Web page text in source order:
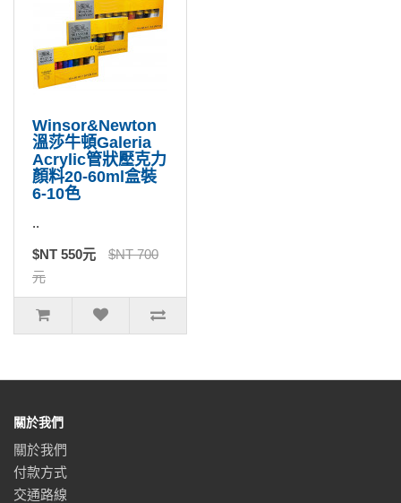
Winsor&Newton
溫莎牛頓Galeria
Acrylic管狀壓克力
顏料20-60ml盒裝
6-10色
..
$NT 550元
$NT 700
元
關於我們
關於我們
付款方式
交通路線